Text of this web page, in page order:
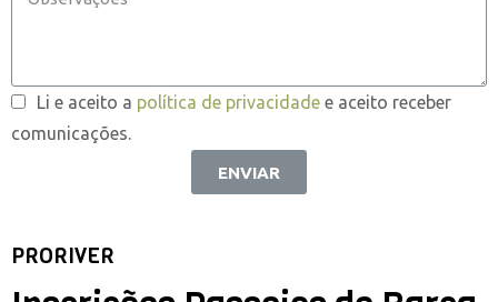
Li e aceito a política de privacidade e aceito receber
comunicações.
ENVIAR
PRORIVER